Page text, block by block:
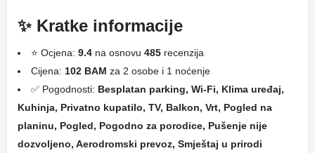
✨ Kratke informacije
⭐ Ocjena: 9.4 na osnovu 485 recenzija
Cijena: 102 BAM za 2 osobe i 1 noćenje
✅ Pogodnosti: Besplatan parking, Wi-Fi, Klima uređaj,
Kuhinja, Privatno kupatilo, TV, Balkon, Vrt, Pogled na
planinu, Pogled, Pogodno za porodice, Pušenje nije
dozvoljeno, Aerodromski prevoz, Smještaj u prirodi